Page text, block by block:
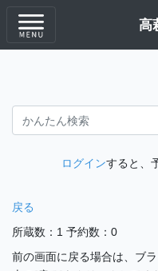
高
ログインすると、
戻る
所蔵数：1 予約数：0
前の画面に戻る場合は、ブ